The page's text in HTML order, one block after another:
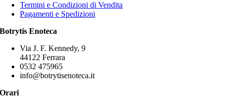
Termini e Condizioni di Vendita
Pagamenti e Spedizioni
Botrytis Enoteca
Via J. F. Kennedy, 9
44122 Ferrara
0532 475965
info@botrytisenoteca.it
Orari